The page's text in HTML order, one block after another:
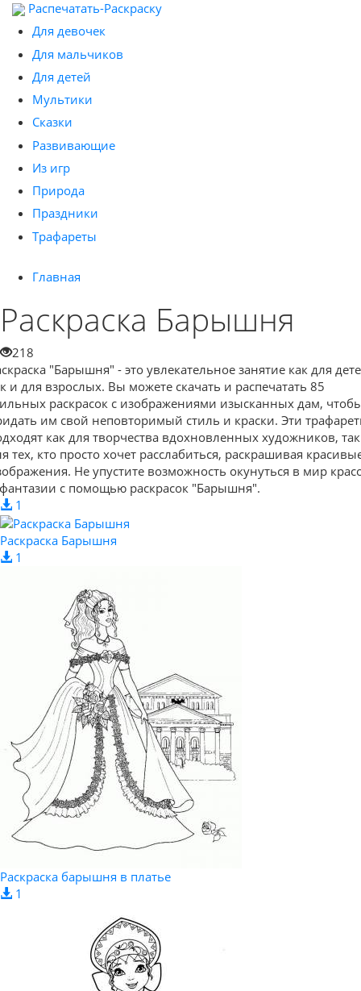
Распечатать-Раскраску
Для девочек
Для мальчиков
Для детей
Мультики
Сказки
Развивающие
Из игр
Природа
Праздники
Трафареты
Главная
Раскраска Барышня
218
"Барышня" - это увлекательное занятие как для
и для взрослых. Вы можете скачать и распечатать 85
раскрасок с изображениями изысканных дам,
им свой неповторимый стиль и краски. Эти
как для творчества вдохновленных художников,
тех, кто просто хочет расслабиться, раскрашивая
Не упустите возможность окунуться в мир
с помощью раскрасок "Барышня".
1
Раскраска Барышня
1
Раскраска барышня в платье
1